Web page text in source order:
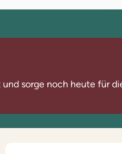
sorge noch heute für